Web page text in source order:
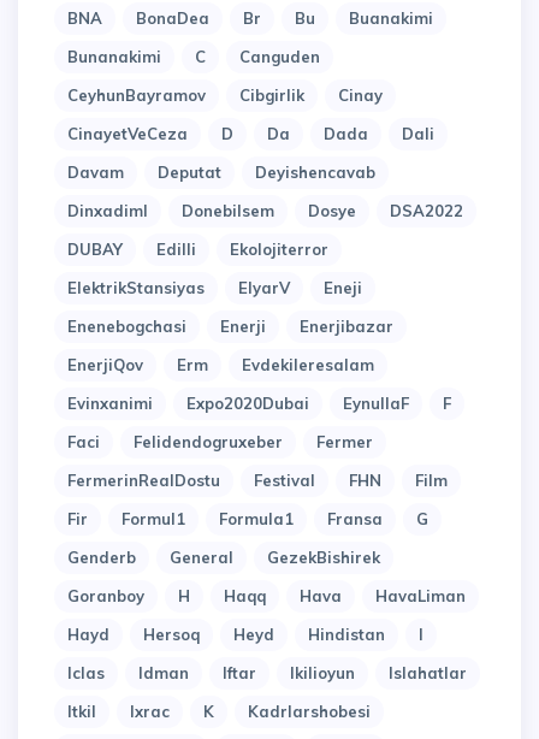
BNA
BonaDea Br Bu
Buanakimi
Bunanakimi
C
Canguden
CeyhunBayramov
Cibgirlik
Cinay
CinayetVeCeza
D Da Dada
Dali
Davam
Deputat
Deyishencavab
Dinxadiml
Donebilsem Dosye
DSA2022
DUBAY
Edilli
Ekolojiterror
ElektrikStansiyas
ElyarV
Eneji
Enenebogchasi
Enerji
Enerjibazar
EnerjiQov
Erm
Evdekileresalam
Evinxanimi
Expo2020Dubai EynullaF
F
Faci
Felidendogruxeber
Fermer
FermerinRealDostu
Festival FHN
Film
Fir
Formul1 Formula1 Fransa
G
Genderb
General
GezekBishirek
Goranboy
H Haqq Hava
HavaLiman
Hayd
Hersoq Heyd Hindistan
I
Iclas
Idman Iftar Ikilioyun
Islahatlar
Itkil
Ixrac K
Kadrlarshobesi